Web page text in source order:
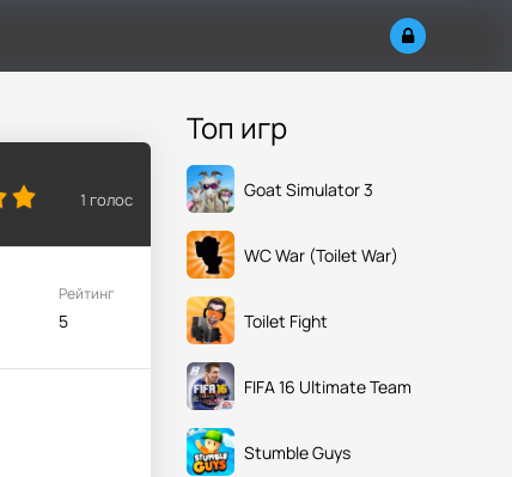
1 голос
Рейтинг
5
Топ игр
Goat Simulator 3
WC War (Toilet War)
Toilet Fight
FIFA 16 Ultimate Team
Stumble Guys